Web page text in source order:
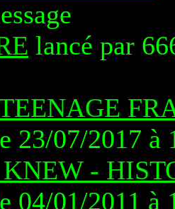
lancé par
23/07/2017 à
-
04/01/2011 à